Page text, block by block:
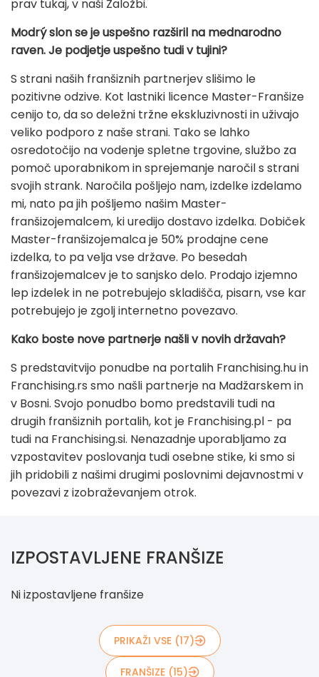
prav tukaj, v naši Založbi.
Modrý slon se je uspešno razširil na mednarodno
raven. Je podjetje uspešno tudi v tujini?
S strani naših franšiznih partnerjev slišimo le
pozitivne odzive. Kot lastniki licence Master-Franšize
cenijo to, da so deležni tržne ekskluzivnosti in uživajo
veliko podporo z naše strani. Tako se lahko
osredotočijo na vodenje spletne trgovine, službo za
pomoč uporabnikom in sprejemanje naročil s strani
svojih strank. Naročila pošljejo nam, izdelke izdelamo
mi, nato pa jih pošljemo našim Master-
franšizojemalcem, ki uredijo dostavo izdelka. Dobiček
Master-franšizojemalca je 50% prodajne cene
izdelka, to pa velja vse države. Po besedah
franšizojemalcev je to sanjsko delo. Prodajo izjemno
lep izdelek in ne potrebujejo skladišča, pisarn, vse kar
potrebujejo je zgolj internetno povezavo.
Kako boste nove partnerje našli v novih državah?
S predstavitvijo ponudbe na portalih Franchising.hu in
Franchising.rs smo našli partnerje na Madžarskem in
v Bosni. Svojo ponudbo bomo predstavili tudi na
drugih franšiznih portalih, kot je Franchising.pl - pa
tudi na Franchising.si. Nenazadnje uporabljamo za
vzpostavitev poslovanja tudi osebne stike, ki smo si
jih pridobili z našimi drugimi poslovnimi dejavnostmi v
povezavi z izobraževanjem otrok.
IZPOSTAVLJENE FRANŠIZE
Ni izpostavljene franšize
PRIKAŽI VSE (17)
FRANŠIZE (15)